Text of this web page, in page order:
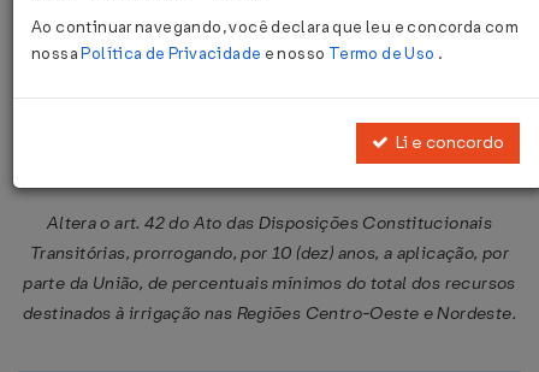
Emenda Constitucional nº 43 de
Altera o art. 42 do Ato das Disposições Constitucionais
Transitórias, prorrogando, por 10 (dez) anos, a aplicação, por
parte da União, de percentuais mínimos do total dos recursos
destinados à irrigação nas Regiões Centro-Oeste e Nordeste.
Ao continuar navegando, você declara que leu e concorda com
nossaPolítica de Privacidade e nosso Termo de Uso .
Li e concordo